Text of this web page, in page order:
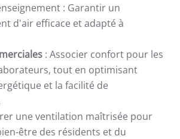
: Garantir un
d'air efficace et adapté à
: Associer confort pour les
tout en optimisant
et la facilité de
une ventilation maîtrisée pour
être des résidents et du